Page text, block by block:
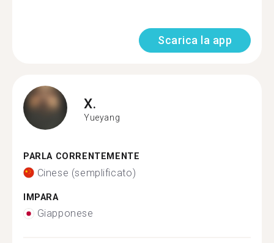
Scarica la app
X.
Yueyang
PARLA CORRENTEMENTE
Cinese (semplificato)
IMPARA
Giapponese